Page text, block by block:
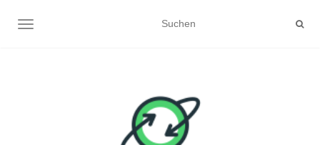
NAVIGATION UMSCHALTEN